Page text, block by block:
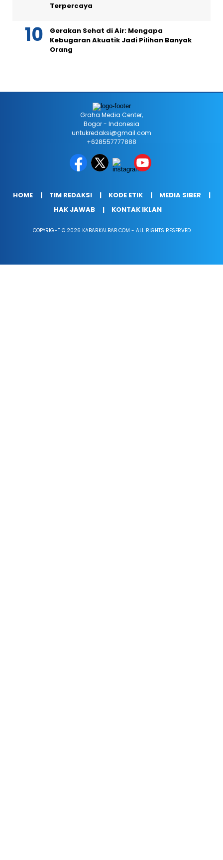
Terpercaya
Gerakan Sehat di Air: Mengapa
Kebugaran Akuatik Jadi Pilihan Banyak
Orang
Graha Media Center,
Bogor - Indonesia
untukredaksi@gmail.com
+628557777888
HOME TIM REDAKSI KODE ETIK
MEDIA SIBER
HAK JAWAB
KONTAK IKLAN
COPYRIGHT © 2026 KABARKALBAR.COM - ALL RIGHTS RESERVED